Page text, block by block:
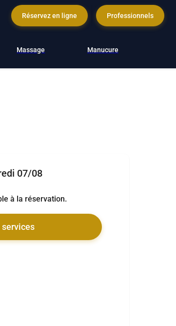
Réservez en ligne Professionnels
Massage Manucure
07/08
à la réservation.
services